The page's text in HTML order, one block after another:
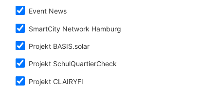
Event News
SmartCity Network Hamburg
Projekt BASIS.solar
Projekt SchulQuartierCheck
Projekt CLAIRYFI